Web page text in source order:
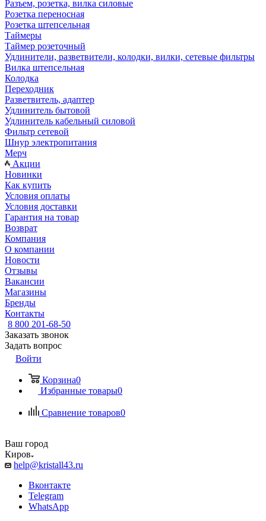
Разъем, розетка, вилка силовые
Розетка переносная
Розетка штепсельная
Таймеры
Таймер розеточный
Удлинители, разветвители, колодки, вилки, сетевые фильтры
Вилка штепсельная
Колодка
Переходник
Разветвитель, адаптер
Удлинитель бытовой
Удлинитель кабельный силовой
Фильтр сетевой
Шнур электропитания
Мерч
Акции
Новинки
Как купить
Условия оплаты
Условия доставки
Гарантия на товар
Возврат
Компания
О компании
Новости
Отзывы
Вакансии
Магазины
Бренды
Контакты
8 800 201-68-50
Заказать звонок
Задать вопрос
Войти
Корзина0
Избранные товары0
Сравнение товаров0
Ваш город
Киров
help@kristall43.ru
Вконтакте
Telegram
WhatsApp